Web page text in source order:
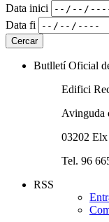
Data inici
Data fi
Butlletí Oficial
Edifici
Avinguda
03202
Tel. 96
RSS